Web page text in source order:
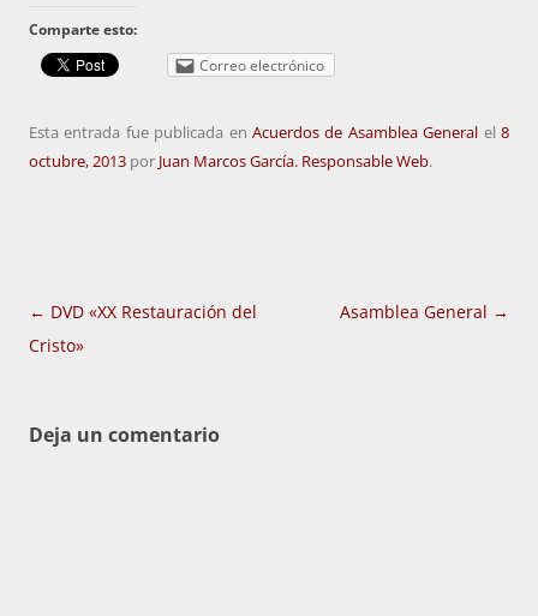
Comparte esto:
Correo electrónico
Esta entrada fue publicada en Acuerdos de Asamblea General el8
octubre, 2013 por Juan Marcos García. Responsable Web.
Navegación
de
← DVD «XX Restauración del
Cristo»
Asamblea General →
Deja un comentario